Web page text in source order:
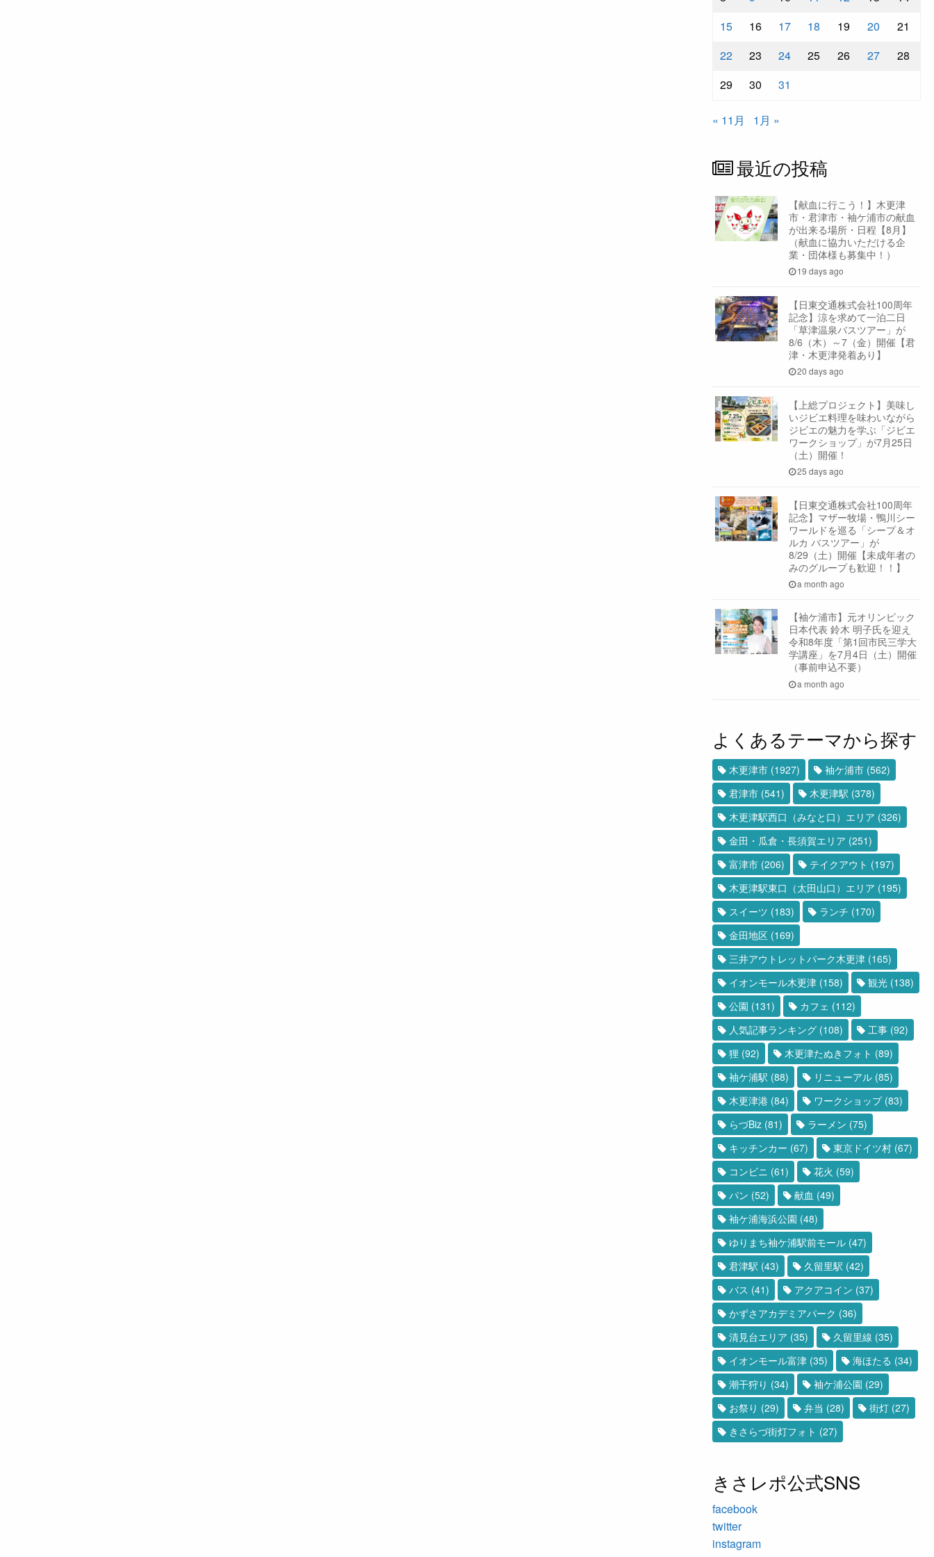
15
16 17 18 19 20
21
22
23 24 25 26 27
28
29
30 31
« 11月 1月 »
最近の投稿
【献血に行こう！】木更津
市・君津市・袖ケ浦市の献血
が出来る場所・日程【8月】
（献血に協力いただける企
業・団体様も募集中！）
19 days ago
【日東交通株式会社100周年
記念】涼を求めて一泊二日
「草津温泉バスツアー」が
8/6（木）～7（金）開催【君
津・木更津発着あり】
20 days ago
【上総プロジェクト】美味し
いジビエ料理を味わいながら
ジビエの魅力を学ぶ「ジビエ
ワークショップ」が7月25日
（土）開催！
25 days ago
【日東交通株式会社100周年
記念】マザー牧場・鴨川シー
ワールドを巡る「シープ＆オ
ルカ バスツアー」が
8/29（土）開催【未成年者の
みのグループも歓迎！！】
a month ago
【袖ケ浦市】元オリンピック
日本代表 鈴木 明子氏を迎え
令和8年度「第1回市民三学大
学講座」を7月4日（土）開催
（事前申込不要）
a month ago
よくあるテーマから探す
木更津市(1927) 袖ケ浦市(562)
君津市(541) 木更津駅 (378)
木更津駅西口（みなと口）エリア (326)
金田・瓜倉・長須賀エリア (251)
富津市(206) テイクアウト (197)
木更津駅東口（太田山口）エリア (195)
スイーツ (183) ランチ (170)
金田地区(169)
三井アウトレットパーク木更津(165)
イオンモール木更津(158) 観光(138)
公園 (131) カフェ (112)
人気記事ランキング(108) 工事(92)
狸 (92) 木更津たぬきフォト (89)
袖ケ浦駅 (88) リニューアル(85)
木更津港(84) ワークショップ(83)
らづBiz(81) ラーメン (75)
キッチンカー (67) 東京ドイツ村(67)
コンビニ (61) 花火 (59)
パン (52) 献血 (49)
袖ケ浦海浜公園 (48)
ゆりまち袖ケ浦駅前モール(47)
君津駅 (43) 久留里駅 (42)
バス (41) アクアコイン (37)
かずさアカデミアパーク (36)
清見台エリア (35) 久留里線 (35)
イオンモール富津(35) 海ほたる (34)
潮干狩り (34) 袖ケ浦公園 (29)
お祭り (29) 弁当 (28) 街灯(27)
きさらづ街灯フォト (27)
きさレポ公式SNS
facebook
twitter
instagram